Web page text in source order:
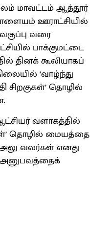
மாவட்டம் ஆத்தூர்
ஊராட்சியில்
வரை
பாக்குமட்டை
தினக் கூலியாகப்
‘வாழ்ந்து
சிறகுகள்’ தொழில்
வளாகத்தில்
தொழில் மையத்தை
வலர்கள் எனது